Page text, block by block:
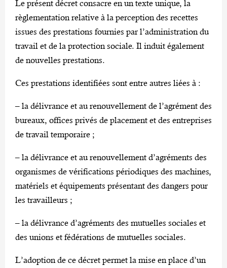
Le présent décret consacre en un texte unique, la
règlementation relative à la perception des recettes
issues des prestations fournies par l’administration du
travail et de la protection sociale. Il induit également
de nouvelles prestations.
Ces prestations identifiées sont entre autres liées à :
– la délivrance et au renouvellement de l’agrément des
bureaux, offices privés de placement et des entreprises
de travail temporaire ;
– la délivrance et au renouvellement d’agréments des
organismes de vérifications périodiques des machines,
matériels et équipements présentant des dangers pour
les travailleurs ;
– la délivrance d’agréments des mutuelles sociales et
des unions et fédérations de mutuelles sociales.
L’adoption de ce décret permet la mise en place d’un